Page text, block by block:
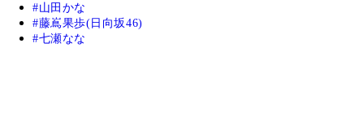
山田かな
藤嶌果歩(日向坂46)
七瀬なな